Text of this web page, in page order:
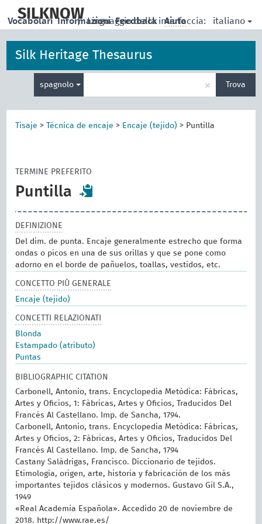
main
SILKNOW
| Linguaggio della interfaccia: italiano
Vocabolari Informazioni Feedback Aiuto
Silk Heritage Thesaurus
spagnolo
per
la
× Trova
Tisaje > Técnica de encaje > Encaje (tejido) > Puntilla
TERMINE PREFERITO
Puntilla
DEFINIZIONE
Del dim. de punta. Encaje generalmente estrecho que forma
ondas o picos en una de sus orillas y que se pone como
adorno en el borde de pañuelos, toallas, vestidos, etc.
CONCETTO PIÙ GENERALE
Encaje (tejido)
CONCETTI RELAZIONATI
Blonda
Estampado (atributo)
Puntas
BIBLIOGRAPHIC CITATION
Carbonell, Antonio, trans. Encyclopedia Metòdica: Fábricas,
Artes y Oficios, 1: Fàbricas, Artes y Oficios, Traducidos Del
Francés Al Castellano. Imp. de Sancha, 1794.
Carbonell, Antonio, trans. Encyclopedia Metòdica: Fábricas,
Artes y Oficios, 2: Fàbricas, Artes y Oficios, Traducidos Del
Francés Al Castellano. Imp. de Sancha, 1794
Castany Saládrigas, Francisco. Diccionario de tejidos.
Etimología, origen, arte, historia y fabricación de los más
importantes tejidos clásicos y modernos. Gustavo Gil S.A.,
1949
«Real Academia Española». Accedido 20 de noviembre de
2018. http://www.rae.es/